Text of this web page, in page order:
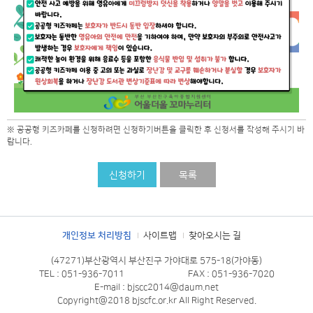
※ 공공형 키즈카페를 신청하려면 신청하기버튼을 클릭한 후 신청서를 작성해 주시기 바
랍니다.
신청하기 목록
개인정보 처리방침 사이트맵 찾아오시는 길
(47271)부산광역시 부산진구 가야대로 575-18(가야동)
TEL : 051-936-7011
FAX : 051-936-7020
E-mail : bjscc2014@daum.net
Copyright@2018 bjscfc.or.kr All Right Reserved.